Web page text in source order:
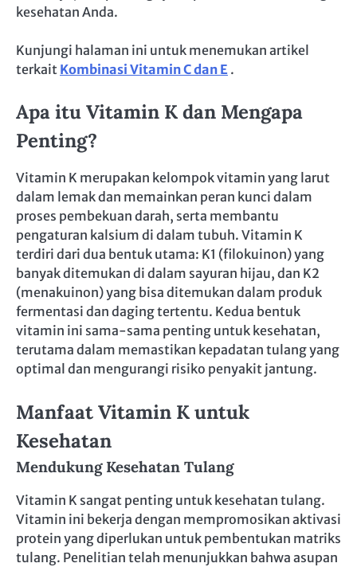
kesehatan Anda.
Kunjungi halaman ini untuk menemukan artikel
terkait Kombinasi Vitamin C dan E .
Apa itu Vitamin K dan Mengapa
Penting?
Vitamin K merupakan kelompok vitamin yang larut
dalam lemak dan memainkan peran kunci dalam
proses pembekuan darah, serta membantu
pengaturan kalsium di dalam tubuh. Vitamin K
terdiri dari dua bentuk utama: K1 (filokuinon) yang
banyak ditemukan di dalam sayuran hijau, dan K2
(menakuinon) yang bisa ditemukan dalam produk
fermentasi dan daging tertentu. Kedua bentuk
vitamin ini sama-sama penting untuk kesehatan,
terutama dalam memastikan kepadatan tulang yang
optimal dan mengurangi risiko penyakit jantung.
Manfaat Vitamin K untuk
Kesehatan
Mendukung Kesehatan Tulang
Vitamin K sangat penting untuk kesehatan tulang.
Vitamin ini bekerja dengan mempromosikan aktivasi
protein yang diperlukan untuk pembentukan matriks
tulang. Penelitian telah menunjukkan bahwa asupan